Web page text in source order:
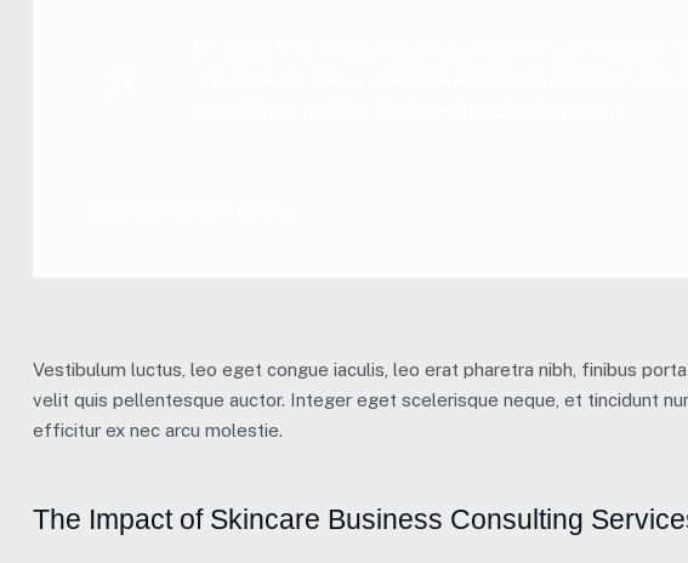
Vestibulum luctus, leo eget congue iaculis, leo erat pharetra nibh, finibus
velit quis pellentesque auctor. Integer eget scelerisque neque, et tincidunt
efficitur ex nec arcu molestie.
The Impact of Skincare Business Consulting